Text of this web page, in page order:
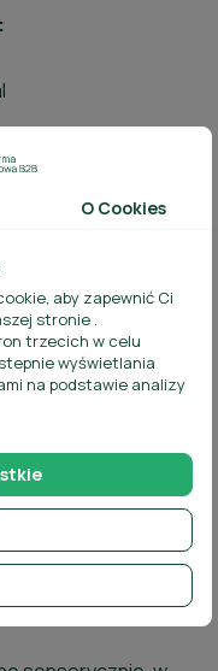
niehartowane,
podkreślając jego
O Cookies
aby zapewnić Ci
stronie .
trzecich w celu
wyświetlania
na podstawie analizy